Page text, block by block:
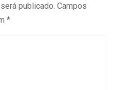
publicado. Campos
*